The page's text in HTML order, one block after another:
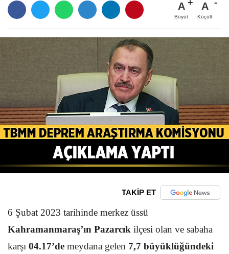
A
Büyüt
A
Küçült
TAKİP ET
6 Şubat 2023 tarihinde merkez üssü
Kahramanmaraş’ın Pazarcık ilçesi olan ve sabaha
karşı 04.17’de meydana gelen 7,7 büyüklüğündeki